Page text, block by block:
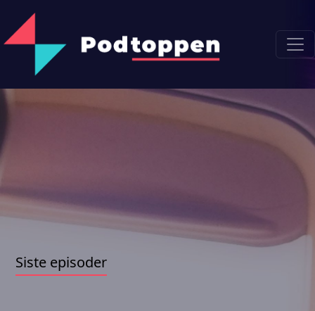
Siste episoder